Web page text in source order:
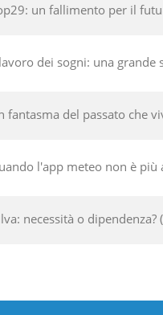
un fallimento per il
dei sogni: una grande
fantasma del passato che
l'app meteo non è più
necessità o dipendenza?